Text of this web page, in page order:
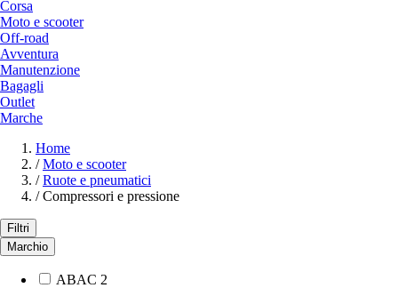
Corsa
Moto e scooter
Off-road
Avventura
Manutenzione
Bagagli
Outlet
Marche
Home
/ Moto e scooter
/ Ruote e pneumatici
/ Compressori e pressione
Filtri
Marchio
ABAC 2